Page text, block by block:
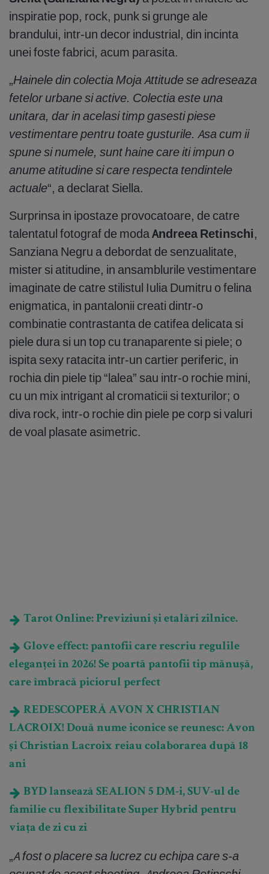
inspiratie pop, rock, punk si grunge ale
brandului, intr-un decor industrial, din incinta
unei foste fabrici, acum parasita.
„Hainele din colectia Moja Attitude se adreseaza
fetelor urbane si active. Colectia este una
unitara, dar in acelasi timp gasesti piese
vestimentare pentru toate gusturile. Asa cum ii
spune si numele, sunt haine care iti impun o
anume atitudine si care respecta tendintele
actuale“, a declarat Siella.
Surprinsa in ipostaze provocatoare, de catre
talentatul fotograf de modaAndreea Retinschi,
Sanziana Negru a debordat de senzualitate,
mister si atitudine, in ansamblurile vestimentare
imaginate de catre stilistul Iulia Dumitru o felina
enigmatica, in pantalonii creati dintr-o
combinatie contrastanta de catifea delicata si
piele dura si un top cu tranaparente si piele; o
ispita sexy ratacita intr-un cartier periferic, in
rochia din piele tip “lalea” sau intr-o rochie mini,
cu un mix intrigant al cromaticii si texturilor; o
diva rock, intr-o rochie din piele pe corp si valuri
de voal plasate asimetric.
Tarot Online: Previziuni și etalări zilnice.
Glove effect: pantofii care rescriu regulile
eleganței în 2026! Se poartă pantofii tip mănușă,
care îmbracă piciorul perfect
REDESCOPERĂ AVON X CHRISTIAN
LACROIX! Două nume iconice se reunesc: Avon
și Christian Lacroix reiau colaborarea după 18
ani
BYD lansează SEALION 5 DM-i, SUV-ul de
familie cu flexibilitate Super Hybrid pentru
viața de zi cu zi
„A fost o placere sa lucrez cu echipa care s-a